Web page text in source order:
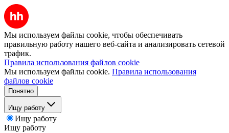
Мы используем файлы cookie, чтобы обеспечивать
правильную работу нашего веб-сайта и анализировать сетевой
трафик.
Правила использования файлов cookie
Мы используем файлы cookie. Правила использования
файлов cookie
Понятно
Ищу работу
Ищу работу
Ищу работу